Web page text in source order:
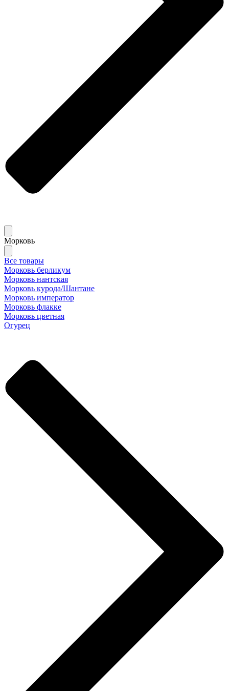
Морковь
Все товары
Морковь берликум
Морковь нантская
Морковь курода/Шантане
Морковь император
Морковь флакке
Морковь цветная
Огурец